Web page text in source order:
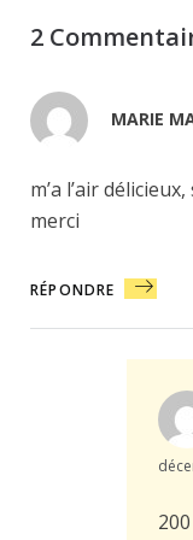
2
MARIE
m’a l’air
merci
RÉPONDRE